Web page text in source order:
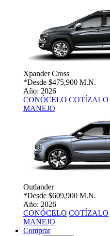
Xpander Cross
*Desde $475,900 M.N.
Año: 2026
CONÓCELO COTÍZALO
MANEJO
Outlander
*Desde $609,900 M.N.
Año: 2026
CONÓCELO COTÍZALO
MANEJO
Comprar